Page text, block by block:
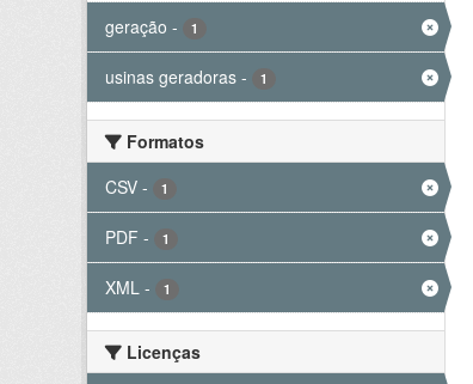
geração - 1
usinas geradoras - 1
Formatos
CSV - 1
PDF - 1
XML - 1
Licenças